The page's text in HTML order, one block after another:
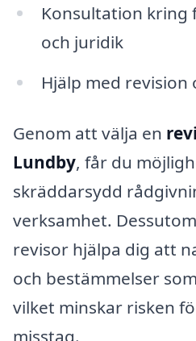
Konsultation
och juridik
Hjälp med revision
Genom att välja en
Lundby, får du
skräddarsydd
verksamhet.
revisor hjälpa dig att
och bestämmelser
vilket minskar risken